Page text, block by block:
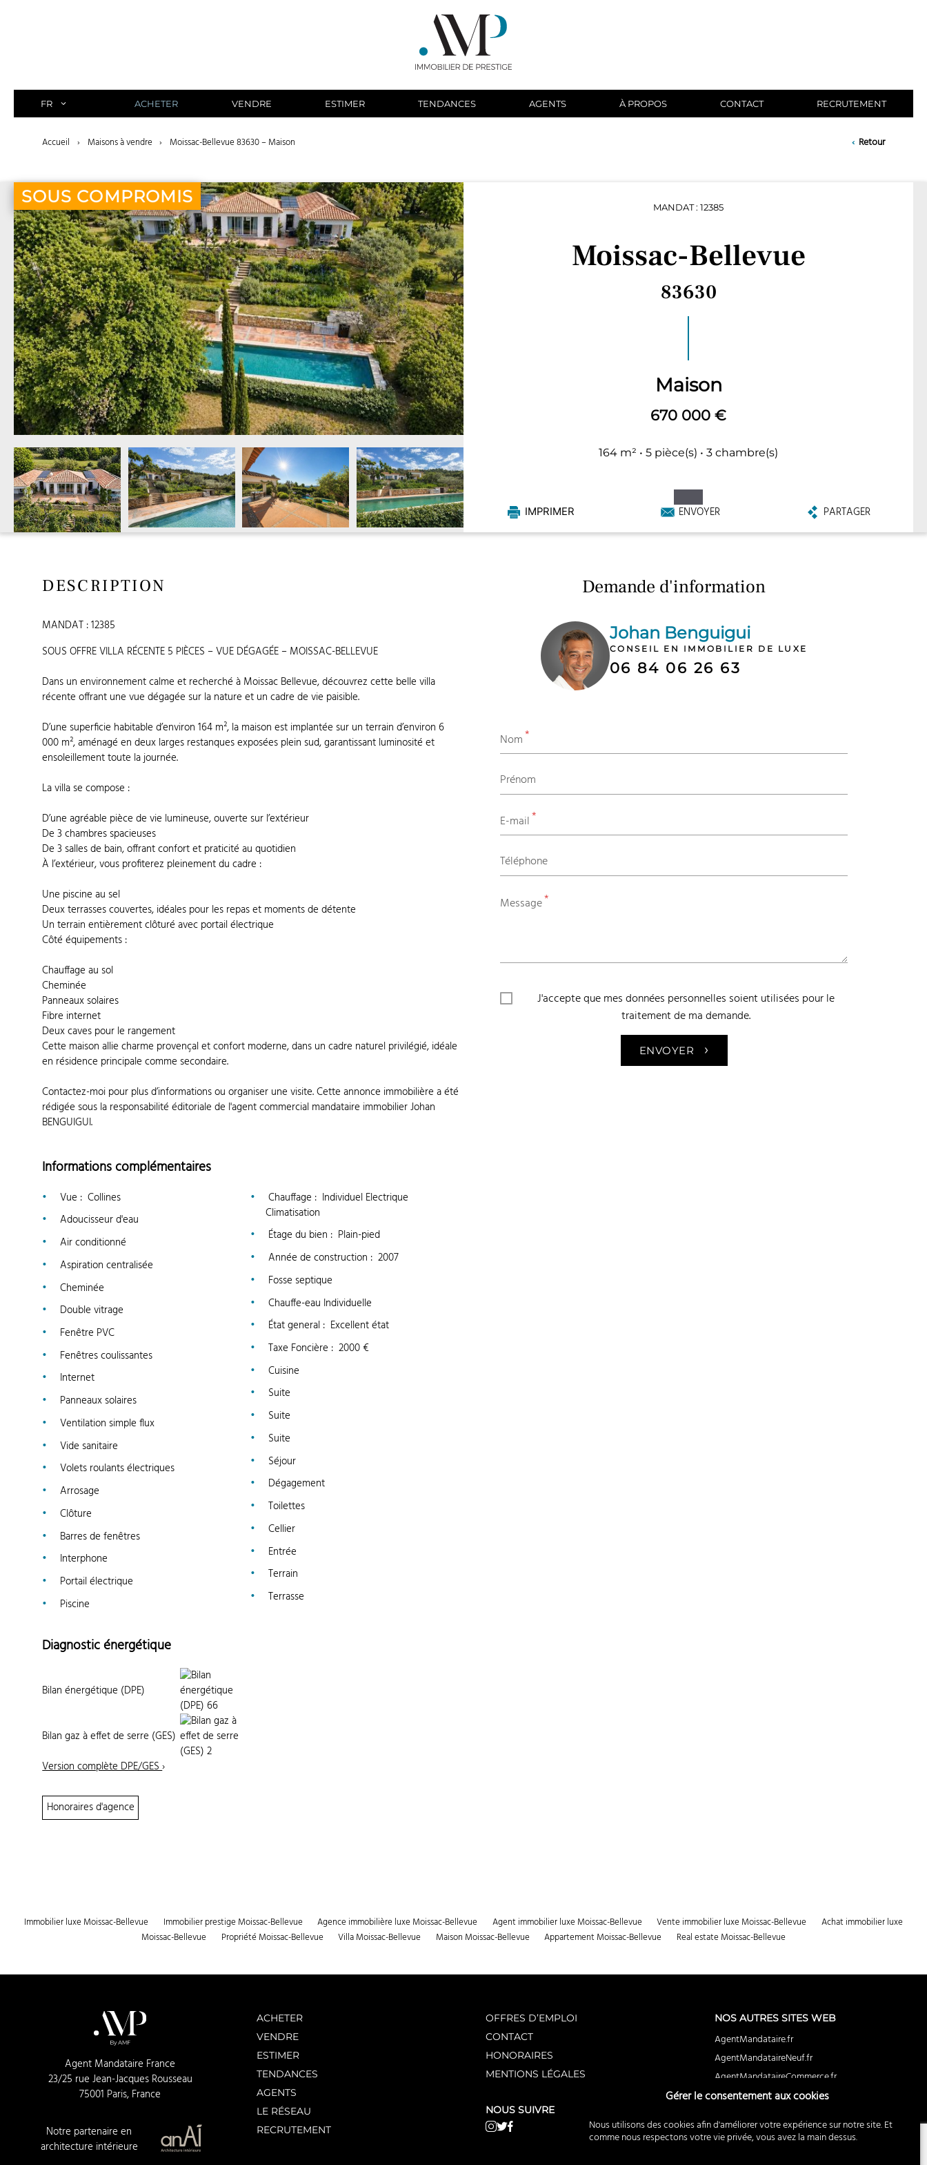
Gérer le consentement aux cookies
Nous utilisons des cookies afin d'améliorer votre expérience sur notre site. Et
comme nous respectons votre vie privée, vous avez la main dessus.
FR ACHETER VENDRE ESTIMER TENDANCES AGENTS À PROPOS CONTACT RECRUTEMENT
Accueil › Maisons à vendre › Moissac-Bellevue 83630 – Maison ‹ Retour
SOUS COMPROMIS
MANDAT : 12385
Moissac-Bellevue
83630
Maison
670 000 €
164 m² • 5 pièce(s) • 3 chambre(s)
IMPRIMER ENVOYER PARTAGER
DESCRIPTION
MANDAT : 12385
SOUS OFFRE VILLA RÉCENTE 5 PIÈCES – VUE DÉGAGÉE – MOISSAC-BELLEVUE
Dans un environnement calme et recherché à Moissac Bellevue, découvrez cette belle villa
récente offrant une vue dégagée sur la nature et un cadre de vie paisible.
D’une superficie habitable d’environ 164 m², la maison est implantée sur un terrain d’environ 6
000 m², aménagé en deux larges restanques exposées plein sud, garantissant luminosité et
ensoleillement toute la journée.
La villa se compose :
D’une agréable pièce de vie lumineuse, ouverte sur l’extérieur
De 3 chambres spacieuses
De 3 salles de bain, offrant confort et praticité au quotidien
À l’extérieur, vous profiterez pleinement du cadre :
Une piscine au sel
Deux terrasses couvertes, idéales pour les repas et moments de détente
Un terrain entièrement clôturé avec portail électrique
Côté équipements :
Chauffage au sol
Cheminée
Panneaux solaires
Fibre internet
Deux caves pour le rangement
Cette maison allie charme provençal et confort moderne, dans un cadre naturel privilégié, idéale
en résidence principale comme secondaire.
Contactez-moi pour plus d’informations ou organiser une visite. Cette annonce immobilière a été
rédigée sous la responsabilité éditoriale de l'agent commercial mandataire immobilier Johan
BENGUIGUI.
Informations complémentaires
Vue : Collines
Adoucisseur d'eau
Air conditionné
Aspiration centralisée
Cheminée
Double vitrage
Fenêtre PVC
Fenêtres coulissantes
Internet
Panneaux solaires
Ventilation simple flux
Vide sanitaire
Volets roulants électriques
Arrosage
Clôture
Barres de fenêtres
Interphone
Portail électrique
Piscine
Chauffage : Individuel Electrique
Climatisation
Étage du bien : Plain-pied
Année de construction : 2007
Fosse septique
Chauffe-eau Individuelle
État general: Excellent état
Taxe Foncière : 2000 €
Cuisine
Suite
Suite
Suite
Séjour
Dégagement
Toilettes
Cellier
Entrée
Terrain
Terrasse
Diagnostic énergétique
Bilan énergétique (DPE)
Bilan gaz à effet de serre (GES)
Version complète DPE/GES›
Honoraires d'agence
Demande d'information
Johan Benguigui
CONSEIL EN IMMOBILIER DE LUXE
06 84 06 26 63
Nom*
Prénom
E-mail*
Téléphone
Message*
J'accepte que mes données personnelles soient utilisées pour le
traitement de ma demande.
ENVOYER ›
Immobilier luxe Moissac-Bellevue Immobilier prestige Moissac-Bellevue Agence immobilière luxe Moissac-Bellevue Agent immobilier luxe Moissac-Bellevue Vente immobilier luxe Moissac-Bellevue
Achat immobilier luxe
Moissac-Bellevue
Propriété Moissac-Bellevue Villa Moissac-Bellevue Maison Moissac-Bellevue Appartement Moissac-Bellevue Real estate Moissac-Bellevue
Agent Mandataire France
23/25 rue Jean-Jacques Rousseau
75001 Paris, France
Notre partenaire en
architecture intérieure
ACHETER
VENDRE
ESTIMER
TENDANCES
AGENTS
LE RÉSEAU
RECRUTEMENT
OFFRES D’EMPLOI
CONTACT
HONORAIRES
MENTIONS LÉGALES
NOUS SUIVRE
NOS AUTRES SITES WEB
AgentMandataire.fr
AgentMandataireNeuf.fr
AgentMandataireCommerce.fr
BuyerAgent.fr
RecrutementImmobilier.fr